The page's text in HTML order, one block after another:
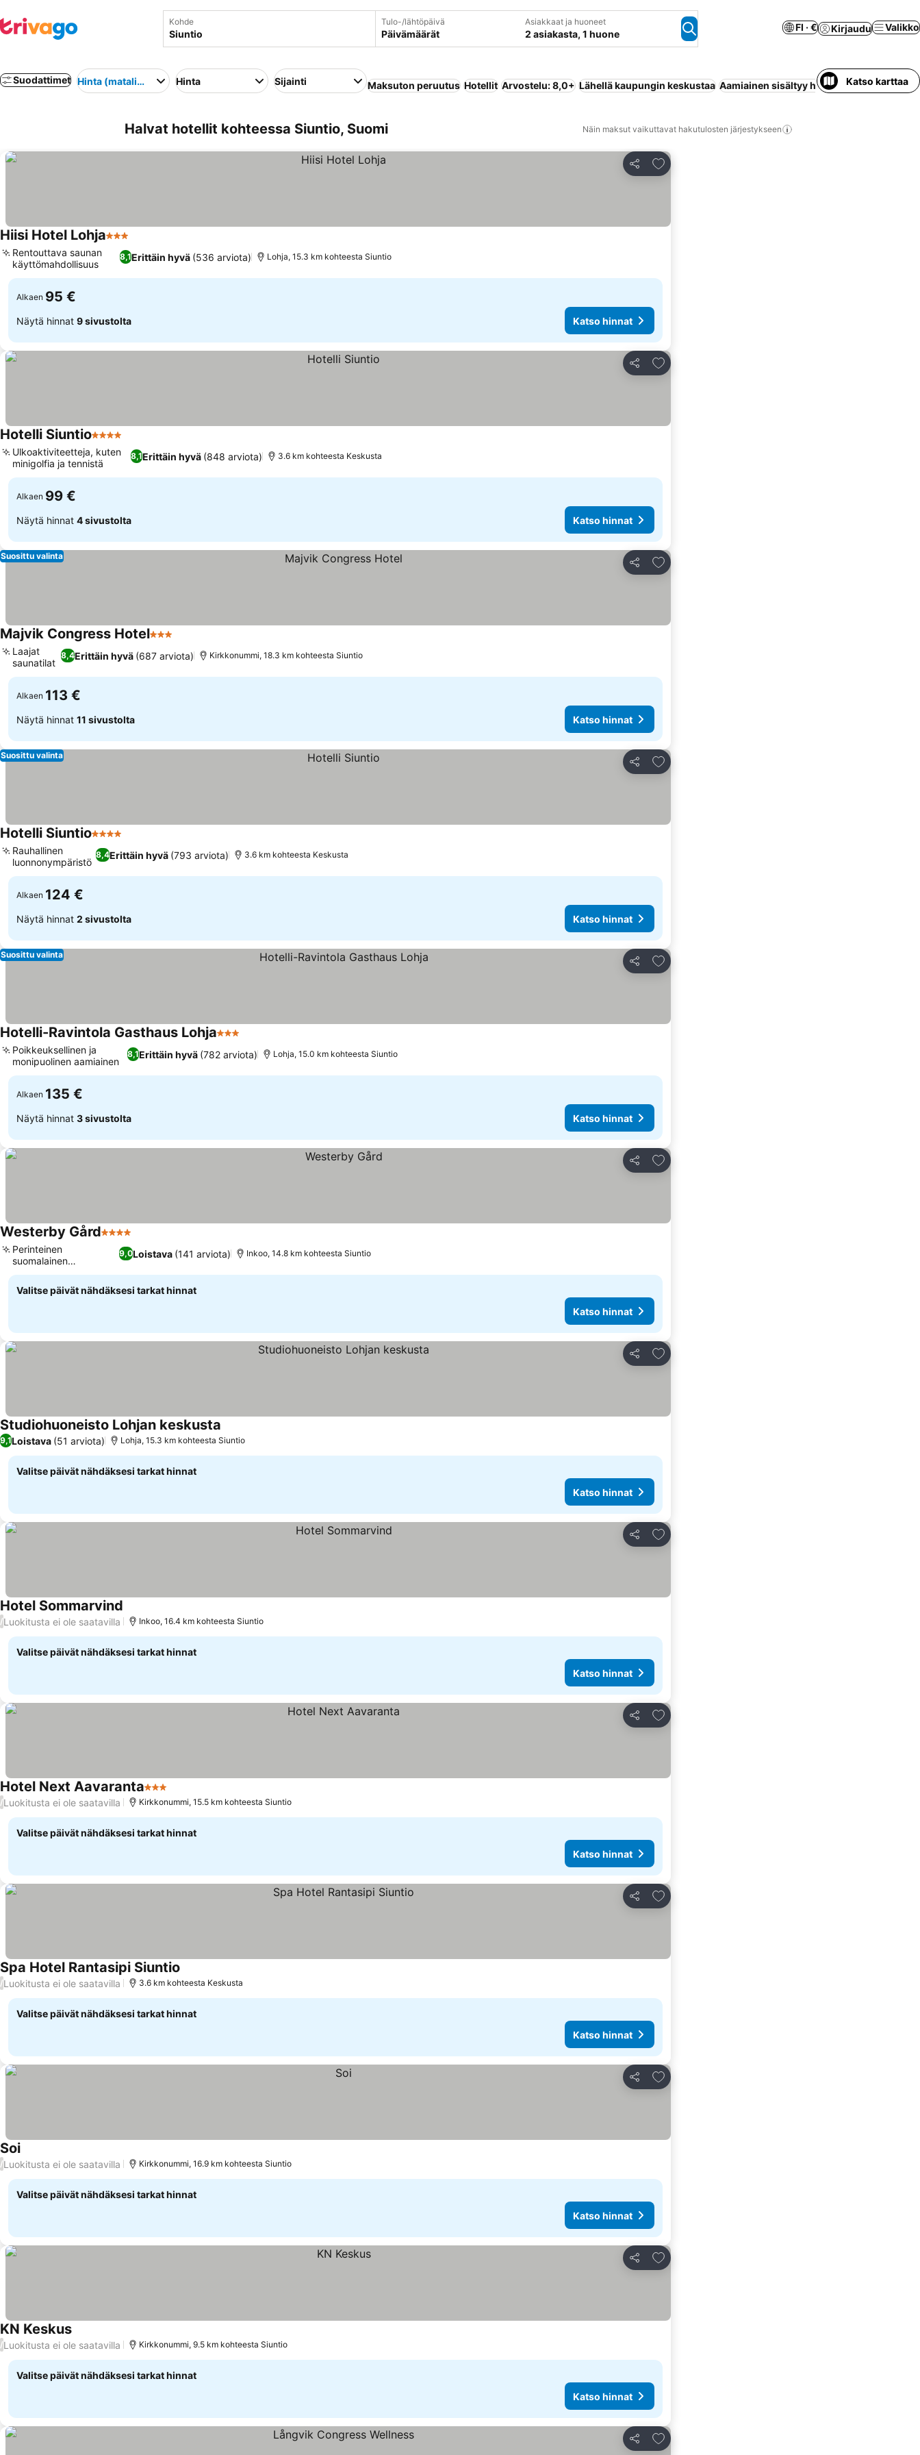
Kohde Tulo-/lähtöpäivä
Päivämäärät
Asiakkaat ja huoneet
2 asiakasta, 1 huone
FI · € Kirjaudu Valikko
Suodattimet Hinta (matalimmasta korkeimpaan)
Hinta Sijainti Maksuton peruutus Hotellit Arvostelu: 8,0+ Lähellä kaupungin keskustaa Aamiainen sisältyy hintaan Uima-allas
Katso karttaa
Halvat hotellit kohteessa Siuntio, Suomi Näin maksut vaikuttavat hakutulosten järjestykseen
Jaa
Lisää suosikkeihin
Hiisi Hotel Lohja3 Tähtiluokitus
8,1Erittäin hyvä (536 arviota)
Rentouttava saunan
käyttömahdollisuus
Lohja, 15.3 km kohteesta Siuntio
Alkaen 95 €
Näytä hinnat 9 sivustolta Katso hinnat
Jaa
Lisää suosikkeihin
Hotelli Siuntio4 Tähtiluokitus
8,1Erittäin hyvä (848 arviota)
Ulkoaktiviteetteja, kuten
minigolfia ja tennistä
3.6 km kohteesta Keskusta
Alkaen 99 €
Näytä hinnat 4 sivustolta Katso hinnat
Jaa
Lisää suosikkeihin
Suosittu valinta
Majvik Congress Hotel3 Tähtiluokitus
8,4Erittäin hyvä (687 arviota)
Laajat
saunatilat
Kirkkonummi, 18.3 km kohteesta Siuntio
Alkaen 113 €
Näytä hinnat 11 sivustolta Katso hinnat
Jaa
Lisää suosikkeihin
Suosittu valinta
Hotelli Siuntio4 Tähtiluokitus
8,4Erittäin hyvä (793 arviota)
Rauhallinen
luonnonympäristö
3.6 km kohteesta Keskusta
Alkaen 124 €
Näytä hinnat 2 sivustolta Katso hinnat
Jaa
Lisää suosikkeihin
Suosittu valinta
Hotelli-Ravintola Gasthaus Lohja3 Tähtiluokitus
8,1Erittäin hyvä (782 arviota)
Poikkeuksellinen ja
monipuolinen aamiainen
Lohja, 15.0 km kohteesta Siuntio
Alkaen 135 €
Näytä hinnat 3 sivustolta Katso hinnat
Jaa
Lisää suosikkeihin
Westerby Gård4 Tähtiluokitus
9,0Loistava (141 arviota)
Perinteinen
suomalainen
saunaelämys
Inkoo, 14.8 km kohteesta Siuntio
Valitse päivät nähdäksesi tarkat hinnat
Katso hinnat
Jaa
Lisää suosikkeihin
Studiohuoneisto Lohjan keskusta
9,1Loistava (51 arviota) Lohja, 15.3 km kohteesta Siuntio
Valitse päivät nähdäksesi tarkat hinnat
Katso hinnat
Jaa
Lisää suosikkeihin
Hotel Sommarvind Katso hinnat
/Luokitusta ei ole saatavilla Inkoo, 16.4 km kohteesta Siuntio
Valitse päivät nähdäksesi tarkat hinnat
Katso hinnat
Jaa
Lisää suosikkeihin
Hotel Next Aavaranta3 Tähtiluokitus
/Luokitusta ei ole saatavilla Kirkkonummi, 15.5 km kohteesta Siuntio
Valitse päivät nähdäksesi tarkat hinnat
Katso hinnat
Jaa
Lisää suosikkeihin
Spa Hotel Rantasipi Siuntio
/Luokitusta ei ole saatavilla 3.6 km kohteesta Keskusta
Valitse päivät nähdäksesi tarkat hinnat
Katso hinnat
Jaa
Lisää suosikkeihin
SoiKatso hinnat
/Luokitusta ei ole saatavilla Kirkkonummi, 16.9 km kohteesta Siuntio
Valitse päivät nähdäksesi tarkat hinnat
Katso hinnat
Jaa
Lisää suosikkeihin
KN KeskusKatso hinnat
/Luokitusta ei ole saatavilla Kirkkonummi, 9.5 km kohteesta Siuntio
Valitse päivät nähdäksesi tarkat hinnat
Katso hinnat
Jaa
Lisää suosikkeihin